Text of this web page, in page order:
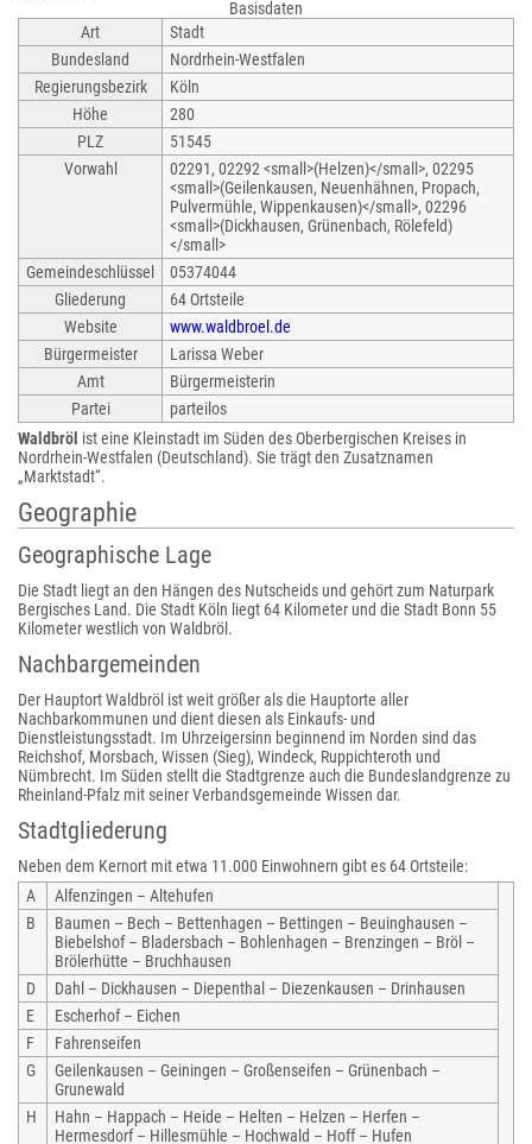
Basisdaten
Art
Stadt
Bundesland
Nordrhein-Westfalen
Regierungsbezirk
Köln
Höhe
280
PLZ
51545
Vorwahl
02291, 02292 <small>(Helzen)</small>, 02295
<small>(Geilenkausen, Neuenhähnen, Propach,
Pulvermühle, Wippenkausen)</small>, 02296
<small>(Dickhausen, Grünenbach, Rölefeld)
</small>
Gemeindeschlüssel
05374044
Gliederung
64 Ortsteile
Website
www.waldbroel.de
Bürgermeister
Larissa Weber
Amt
Bürgermeisterin
Partei
parteilos
Waldbröl ist eine Kleinstadt im Süden des Oberbergischen Kreises in
Nordrhein-Westfalen (Deutschland). Sie trägt den Zusatznamen
„Marktstadt“.
Geographie
Geographische Lage
Die Stadt liegt an den Hängen des Nutscheids und gehört zum Naturpark
Bergisches Land. Die Stadt Köln liegt 64 Kilometer und die Stadt Bonn 55
Kilometer westlich von Waldbröl.
Nachbargemeinden
Der Hauptort Waldbröl ist weit größer als die Hauptorte aller
Nachbarkommunen und dient diesen als Einkaufs- und
Dienstleistungsstadt. Im Uhrzeigersinn beginnend im Norden sind das
Reichshof, Morsbach, Wissen (Sieg), Windeck, Ruppichteroth und
Nümbrecht. Im Süden stellt die Stadtgrenze auch die Bundeslandgrenze zu
Rheinland-Pfalz mit seiner Verbandsgemeinde Wissen dar.
Stadtgliederung
Neben dem Kernort mit etwa 11.000 Einwohnern gibt es 64 Ortsteile:
A
Alfenzingen – Altehufen
B
Baumen – Bech – Bettenhagen – Bettingen – Beuinghausen –
Biebelshof – Bladersbach – Bohlenhagen – Brenzingen – Bröl –
Brölerhütte – Bruchhausen
D
Dahl – Dickhausen – Diepenthal – Diezenkausen – Drinhausen
E
Escherhof – Eichen
F
Fahrenseifen
G
Geilenkausen – Geiningen – Großenseifen – Grünenbach –
Grunewald
H
Hahn – Happach – Heide – Helten – Helzen – Herfen –
Hermesdorf – Hillesmühle – Hochwald – Hoff – Hufen